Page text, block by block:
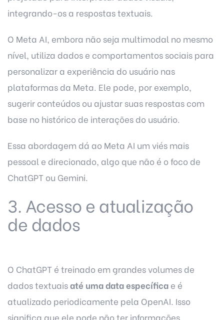
integrando-os a respostas textuais.
O Meta AI, embora não seja multimodal no mesmo
nível, utiliza dados e comportamentos sociais para
personalizar a experiência do usuário nas
plataformas da Meta. Ele pode, por exemplo,
sugerir conteúdos ou ajustar suas respostas com
base no histórico de interações do usuário.
Essa abordagem dá ao Meta AI um viés mais
pessoal e direcionado, algo que não é o foco de
ChatGPT ou Gemini.
3. Acesso e atualização
de dados
O ChatGPT é treinado em grandes volumes de
dados textuaisaté uma data específica e é
atualizado periodicamente pela OpenAI. Isso
significa que ele pode não ter informações